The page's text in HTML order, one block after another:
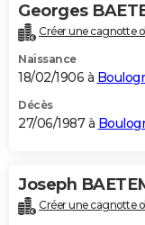
Georges
Créer une cagnotte
Naissance
18/02/1906 à
Décès
27/06/1987 à
Joseph
Créer une cagnotte